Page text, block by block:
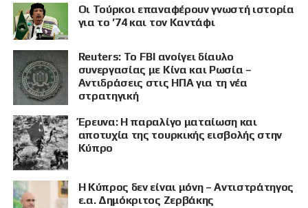
Οι Τούρκοι επαναφέρουν γνωστή ιστορία
για το ’74 και τον Καντάφι
Reuters: Το FBI ανοίγει δίαυλο
συνεργασίας με Κίνα και Ρωσία –
Αντιδράσεις στις ΗΠΑ για τη νέα
στρατηγική
Έρευνα: Η παραλίγο ματαίωση και
αποτυχία της τουρκικής εισβολής στην
Κύπρο
Η Κύπρος δεν είναι μόνη – Αντιστράτηγος
ε.α. Δημόκριτος Ζερβάκης